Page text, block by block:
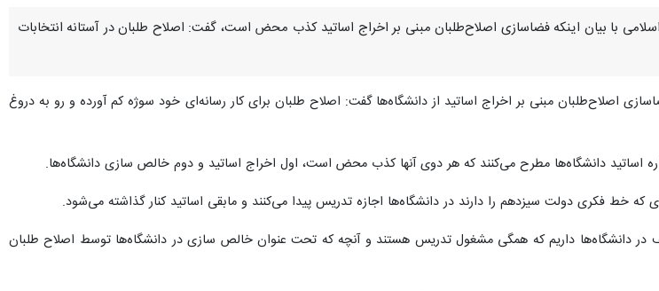
با بیان اینکه فضاسازی اصلاح‌طلبان مبنی بر اخراج اساتید کذب محض است، گفت: اصلاح طلبان در آستانه انتخابات
اصلاح‌طلبان مبنی بر اخراج اساتید از دانشگاه‌ها گفت: اصلاح طلبان برای کار رسانه‌ای خود سوژه کم آورده و رو به دروغ
اساتید دانشگاه‌ها مطرح می‌کنند که هر دوی آنها کذب محض است، اول اخراج اساتید و دوم خالص سازی دانشگاه‌ها.
خط فکری دولت سیزدهم را دارند در دانشگاه‌ها اجازه تدریس پیدا می‌کنند و مابقی اساتید کنار گذاشته می‌شود.
در دانشگاه‌ها داریم که همگی مشغول تدریس هستند و آنچه که تحت عنوان خالص سازی در دانشگاه‌ها توسط اصلاح طلبان